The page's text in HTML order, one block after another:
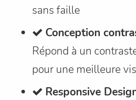
sans faille
Conception
Répond à un
pour une meilleure
Responsive